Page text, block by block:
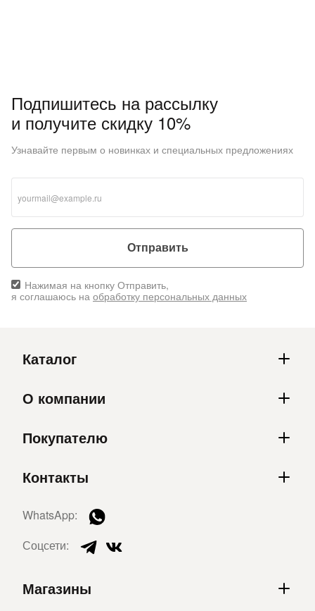
Подпишитесь на рассылку
и получите скидку 10%
Узнавайте первым о новинках и специальных предложениях
Отправить
Нажимая на кнопку Отправить,
я соглашаюсь на обработку персональных данных
Каталог
О компании
Покупателю
Контакты
WhatsApp:
Соцсети:
Магазины